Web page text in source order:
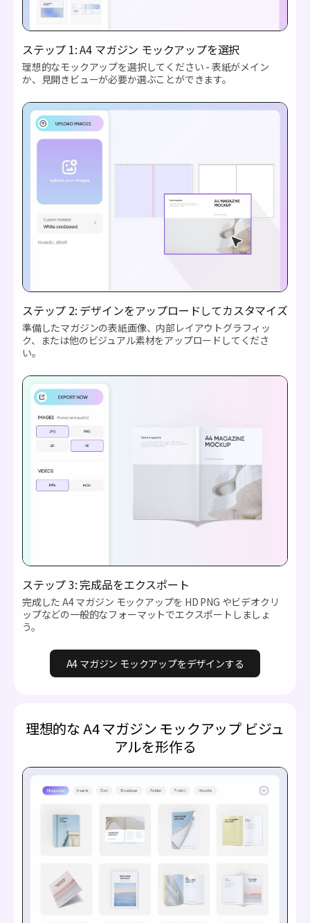
ステップ 1: A4 マガジン モックアップを選択
理想的なモックアップを選択してください - 表紙がメイン
か、見開きビューが必要か選ぶことができます。
ステップ 2: デザインをアップロードしてカスタマイズ
準備したマガジンの表紙画像、内部レイアウトグラフィッ
ク、または他のビジュアル素材をアップロードしてくださ
い。
ステップ 3: 完成品をエクスポート
完成した A4 マガジン モックアップを HD PNG やビデオクリ
ップなどの一般的なフォーマットでエクスポートしましょ
う。
A4 マガジン モックアップをデザインする
理想的な A4 マガジン モックアップ ビジュ
アルを形作る